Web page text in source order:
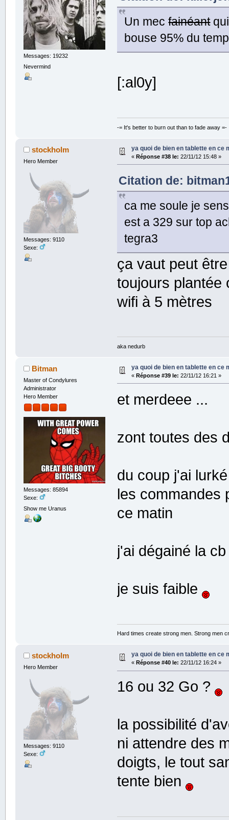
Messages: 19232
Nevermind
Un mecfainéant
bouse 95% du
[:al0y]
-= It's better to burn out than to fade away =-
stockholm
Hero Member
Messages: 9110
Sexe:
ya quoi de bien en tablette en ce
« Réponse #38 le: 22/11/12 15:48 »
Citation de:
ca me soule je
est a 329 sur top
tegra3
ça vaut peut
toujours plantée
wifi à 5 mètres
aka nedurb
Bitman
Master of Condylures
Administrator
Hero Member
Messages: 85894
Sexe:
Show me Uranus
ya quoi de bien en tablette en ce
« Réponse #39 le: 22/11/12 16:21 »
et merdeee ...
zont toutes des
du coup j'ai
les commandes
ce matin
j'ai dégainé la
je suis faible
Hard times create strong men. Strong men
stockholm
Hero Member
Messages: 9110
Sexe:
ya quoi de bien en tablette en ce
« Réponse #40 le: 22/11/12 16:24 »
16 ou 32 Go ?
la possibilité
ni attendre des
doigts, le tout
tente bien